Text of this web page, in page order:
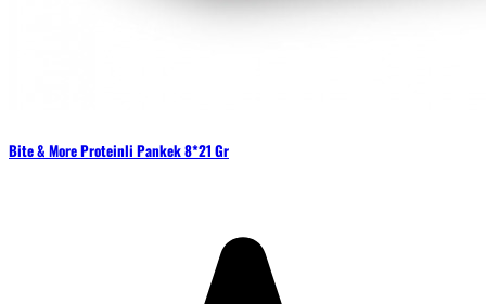
Bite & More Proteinli Pankek 8*21 Gr